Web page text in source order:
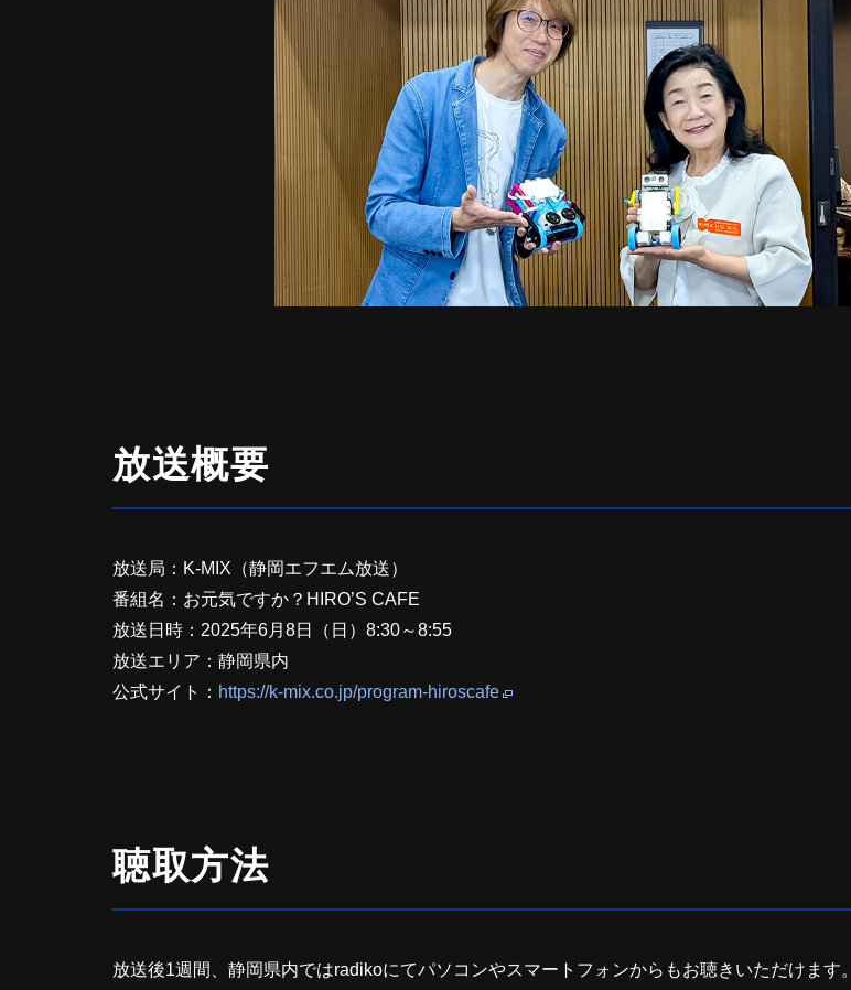
放送概要
放送局：K-MIX（静岡エフエム放送）
番組名：お元気ですか？HIRO’S CAFE
放送日時：2025年6月8日（日）8:30～8:55
放送エリア：静岡県内
公式サイト： https://k-mix.co.jp/program-hiroscafe
聴取方法
放送後1週間、静岡県内ではradikoにてパソコンやスマートフォンからもお聴きいただけます。